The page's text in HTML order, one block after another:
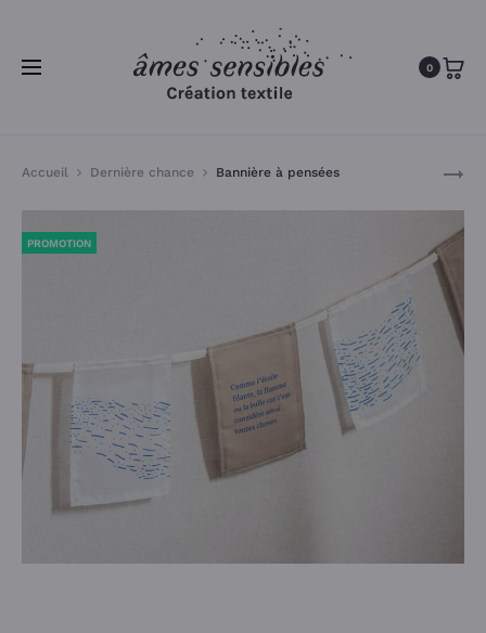
0
COUSSIN
DE
TSERING
Accueil Dernière chance Bannière à pensées
PROMOTION